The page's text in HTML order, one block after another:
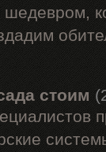
стоим